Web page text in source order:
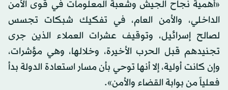
«أهمية نجاح الجيش وشعبة المعلومات في قوى الأمن
الداخلي، والأمن العام، في تفكيك شبكات تجسس
لصالح إسرائيل، وتوقيف عشرات العملاء الذين جرى
تجنيدهم قبل الحرب الأخيرة، وخلالها، وهي مؤشرات،
وإن كانت أولية، إلا أنها توحي بأن مسار استعادة الدولة بدأ
فعلياً من بوابة القضاء والأمن».